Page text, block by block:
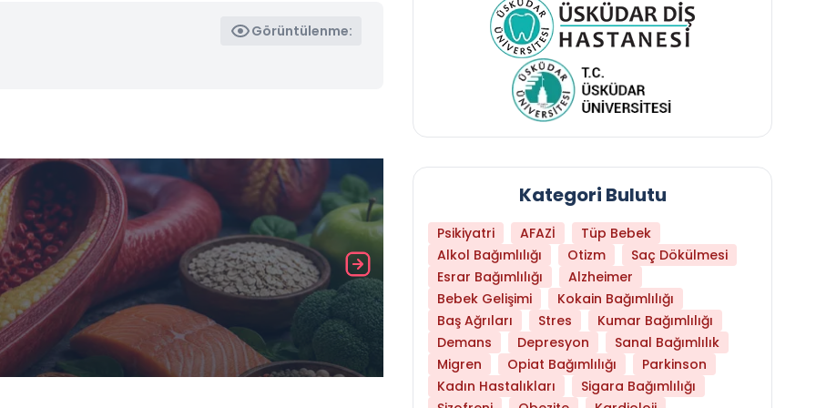
Görüntülenme:
Daha Az Protein Tüketmek Yaşlanmayı
Kategori Bulutu
Psikiyatri AFAZİ
Tüp Bebek
Alkol Bağımlılığı
Otizm
Saç Dökülmesi
Esrar Bağımlılığı
Alzheimer
Bebek Gelişimi
Kokain Bağımlılığı
Baş Ağrıları
Stres
Kumar Bağımlılığı
Demans
Depresyon
Sanal Bağımlılık
Migren
Opiat Bağımlılığı
Parkinson
Kadın Hastalıkları
Sigara Bağımlılığı